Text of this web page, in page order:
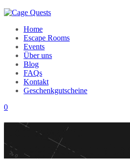
Home
Escape Rooms
Events
Über uns
Blog
FAQs
Kontakt
Geschenkgutscheine
0
Schlagwort: